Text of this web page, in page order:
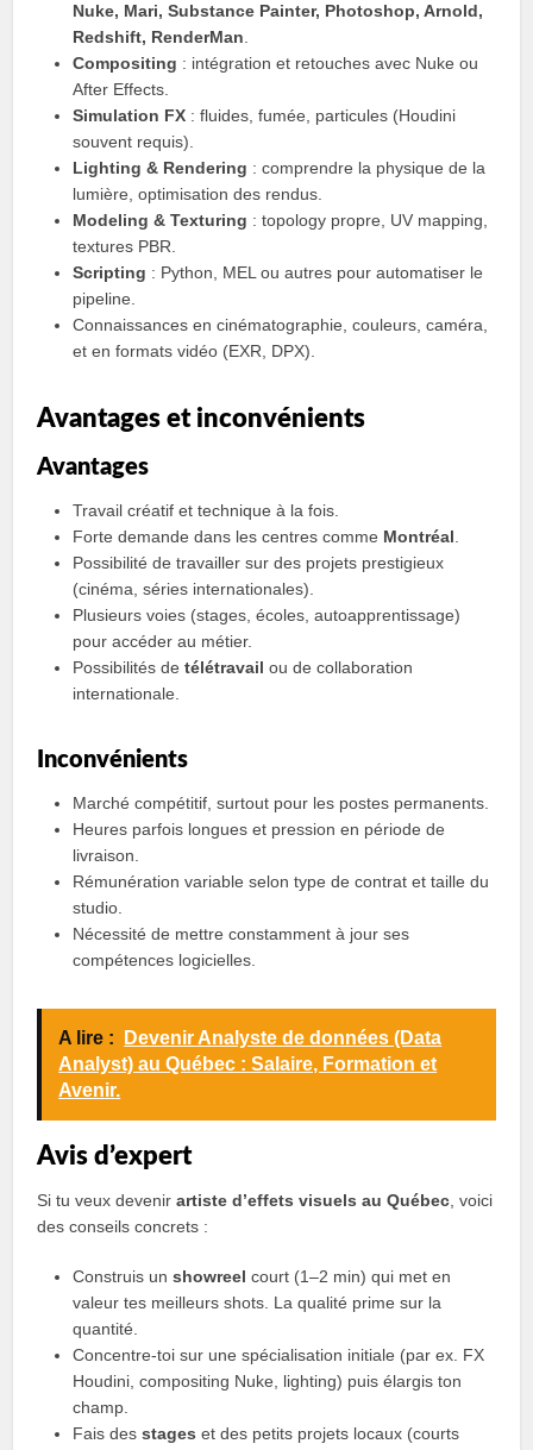
Nuke, Mari, Substance Painter, Photoshop, Arnold,
Redshift, RenderMan
Compositing : intégration et retouches avec Nuke ou
After Effects.
Simulation FX : fluides, fumée, particules (Houdini
souvent requis).
Lighting & Rendering : comprendre la physique de la
lumière, optimisation des rendus.
Modeling & Texturing : topology propre, UV mapping,
textures PBR.
Scripting : Python, MEL ou autres pour automatiser le
pipeline.
Connaissances en cinématographie, couleurs, caméra,
et en formats vidéo (EXR, DPX).
Avantages et inconvénients
Avantages
Travail créatif et technique à la fois.
Forte demande dans les centres comme Montréal
Possibilité de travailler sur des projets prestigieux
(cinéma, séries internationales).
Plusieurs voies (stages, écoles, autoapprentissage)
pour accéder au métier.
Possibilités detélétravail ou de collaboration
internationale.
Inconvénients
Marché compétitif, surtout pour les postes permanents.
Heures parfois longues et pression en période de
livraison.
Rémunération variable selon type de contrat et taille du
studio.
Nécessité de mettre constamment à jour ses
compétences logicielles.
A lire :
Devenir Analyste de données (Data
Analyst) au Québec : Salaire, Formation et
Avenir.
Avis d’expert
Si tu veux devenirartiste d’effets visuels au Québec , voici
des conseils concrets :
Construis unshowreel court (1–2 min) qui met en
valeur tes meilleurs shots. La qualité prime sur la
quantité.
Concentre-toi sur une spécialisation initiale (par ex. FX
Houdini, compositing Nuke, lighting) puis élargis ton
champ.
Fais desstages et des petits projets locaux (courts